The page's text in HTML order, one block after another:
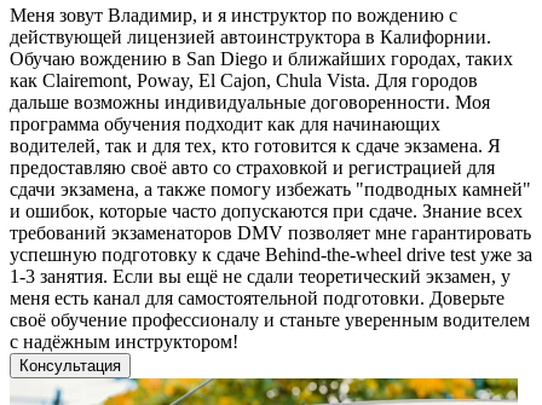
Меня зовут Владимир, и я инструктор по вождению с
действующей лицензией автоинструктора в Калифорнии.
Обучаю вождению в San Diego и ближайших городах, таких
как Clairemont, Poway, El Cajon, Chula Vista. Для городов
дальше возможны индивидуальные договоренности. Моя
программа обучения подходит как для начинающих
водителей, так и для тех, кто готовится к сдаче экзамена. Я
предоставляю своё авто со страховкой и регистрацией для
сдачи экзамена, а также помогу избежать "подводных камней"
и ошибок, которые часто допускаются при сдаче. Знание всех
требований экзаменаторов DMV позволяет мне гарантировать
успешную подготовку к сдаче Behind-the-wheel drive test уже за
1-3 занятия. Если вы ещё не сдали теоретический экзамен, у
меня есть канал для самостоятельной подготовки. Доверьте
своё обучение профессионалу и станьте уверенным водителем
с надёжным инструктором!
Консультация